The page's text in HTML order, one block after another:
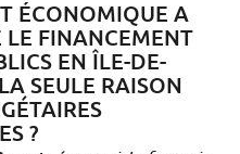
ÉCONOMIQUE A
LE FINANCEMENT
EN ÎLE-DE-
SEULE RAISON
?